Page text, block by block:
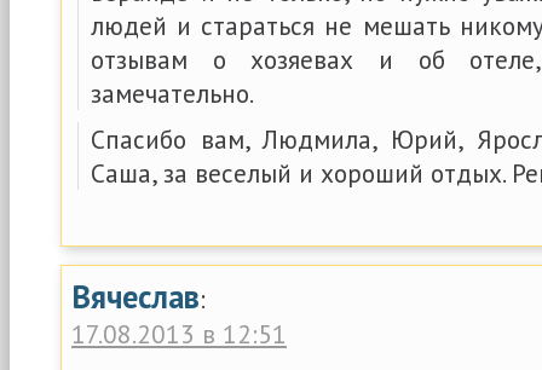
людей и стараться не мешать
отзывам о хозяевах и об
замечательно.
Спасибо вам, Людмила, Юрий,
Саша, за веселый и хороший отдых.
Вячеслав:
17.08.2013 в 12:51